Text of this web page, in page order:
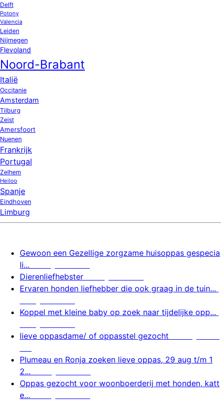
Delft
Potony
Valencia
Leiden
Nijmegen
Flevoland
Noord-Brabant
Italië
Occitanie
Amsterdam
Tilburg
Zeist
Amersfoort
Nuenen
Frankrijk
Portugal
Zelhem
Heiloo
Spanje
Eindhoven
Limburg
Gewoon een Gezellige zorgzame huisoppas gespecia
li...
Dierenliefhebster
Ervaren honden liefhebber die ook graag in de tuin...
Koppel met kleine baby op zoek naar tijdelijke opp...
lieve oppasdame/ of oppasstel gezocht
Plumeau en Ronja zoeken lieve oppas, 29 aug t/m 1
2...
Oppas gezocht voor woonboerderij met honden, katt
e...